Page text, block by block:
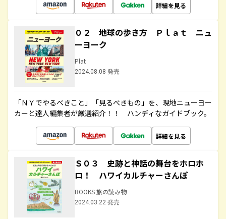
詳細を見る
０２ 地球の歩き方 Ｐｌａｔ ニュ
ーヨーク
Plat
2024.08.08 発売
「ＮＹでやるべきこと」「見るべきもの」を、現地ニューヨー
カーと達人編集者が厳選紹介！！ ハンディなガイドブック。
詳細を見る
Ｓ０３ 史跡と神話の舞台をホロホ
ロ！ ハワイカルチャーさんぽ
BOOKS 旅の読み物
2024.03.22 発売